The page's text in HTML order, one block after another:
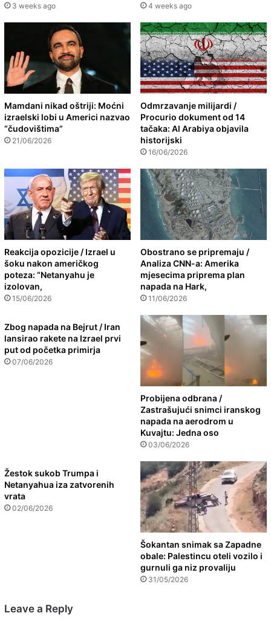
3 weeks ago 4 weeks ago
Mamdani nikad oštriji: Moćni
izraelski lobi u Americi nazvao
“čudovištima”
21/06/2026
Odmrzavanje milijardi /
Procurio dokument od 14
tačaka: Al Arabiya objavila
historijski
16/06/2026
Reakcija opozicije / Izrael u
šoku nakon američkog
poteza: “Netanyahu je
izolovan,
15/06/2026
Obostrano se pripremaju /
Analiza CNN-a: Amerika
mjesecima priprema plan
napada na Hark,
11/06/2026
Zbog napada na Bejrut / Iran
lansirao rakete na Izrael prvi
put od početka primirja
07/06/2026
Probijena odbrana /
Zastrašujući snimci iranskog
napada na aerodrom u
Kuvajtu: Jedna oso
03/06/2026
Žestok sukob Trumpa i
Netanyahua iza zatvorenih
vrata
02/06/2026
Šokantan snimak sa Zapadne
obale: Palestincu oteli vozilo i
gurnuli ga niz provaliju
31/05/2026
Leave a Reply